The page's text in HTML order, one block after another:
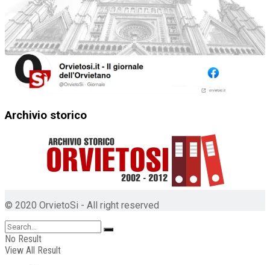
Archivio storico
© 2020 OrvietoSi - All right reserved
No Result
View All Result